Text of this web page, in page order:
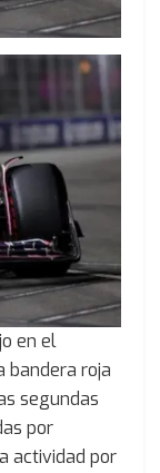
en el
bandera roja
segundas
por
actividad por